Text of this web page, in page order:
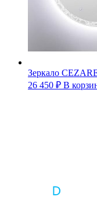
Зеркало
26 450 ₽ В